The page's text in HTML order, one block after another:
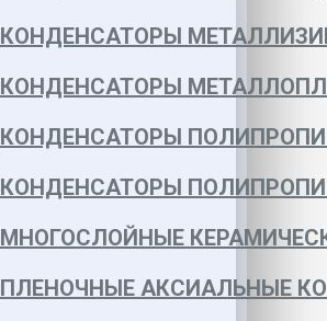
КОНДЕНСАТОРЫ
КОНДЕНСАТОРЫ
КОНДЕНСАТОРЫ
КОНДЕНСАТОРЫ
МНОГОСЛОЙНЫЕ
ПЛЕНОЧНЫЕ АКСИАЛЬНЫЕ